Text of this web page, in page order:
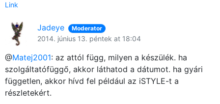
Link
Jadeye Moderator
2014. június 13. péntek at 18:04
@Matej2001: az attól függ, milyen a készülék. ha
szolgáltatófüggő, akkor láthatod a dátumot. ha gyári
független, akkor hívd fel például az iSTYLE-t a
részletekért.